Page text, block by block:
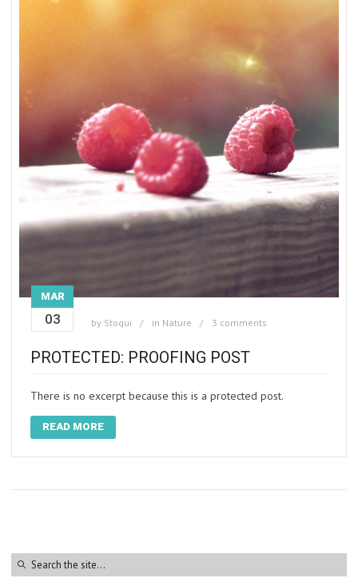
MAR
03 by Stoqui in Nature 3 comments
PROTECTED: PROOFING POST
There is no excerpt because this is a protected post.
READ MORE